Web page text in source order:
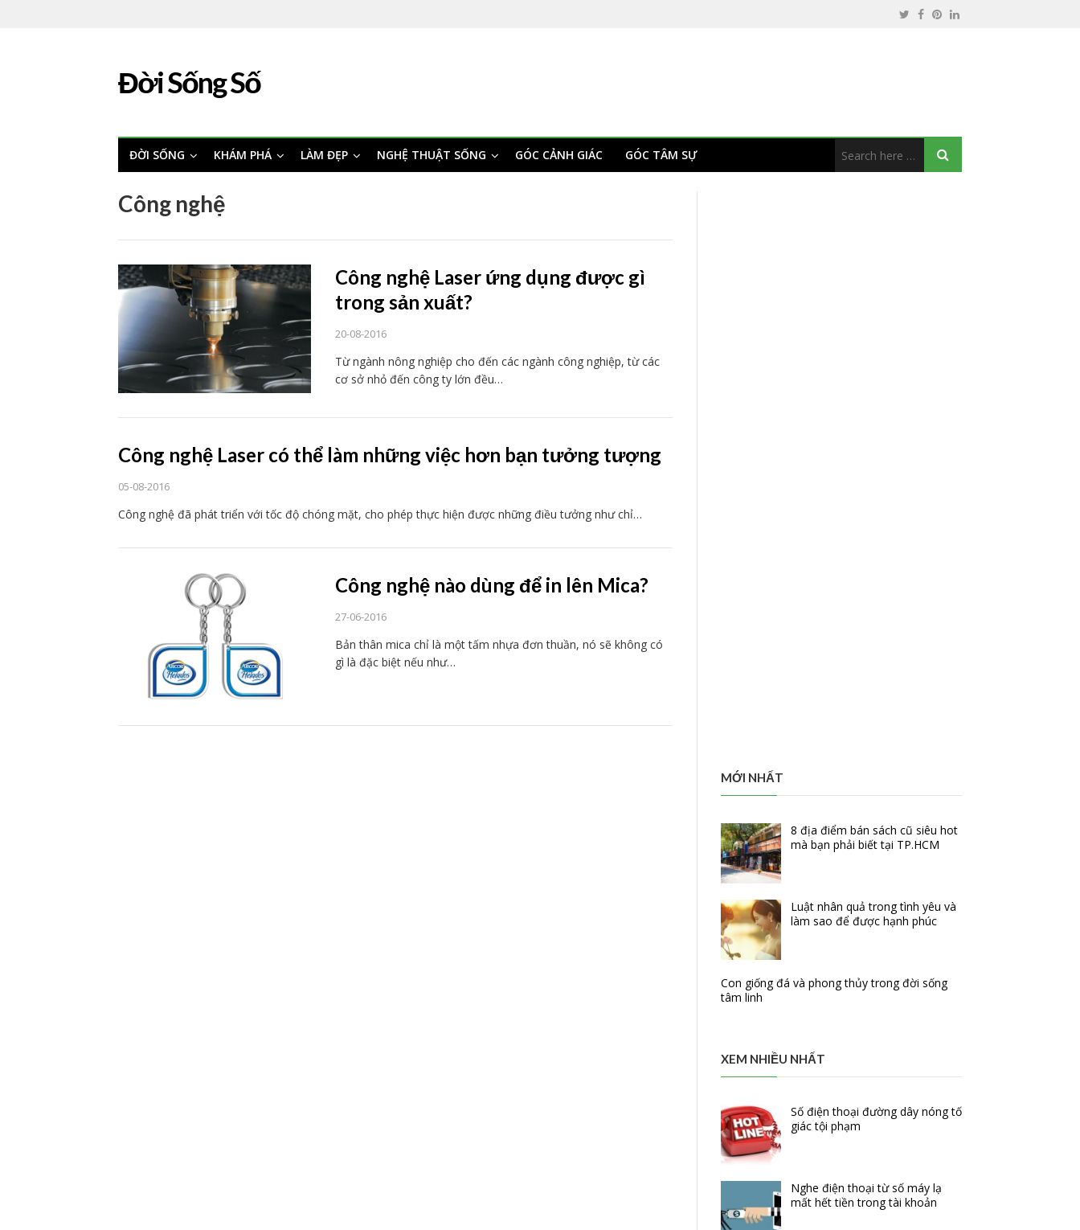
Đời Sống Số
ĐỜI SỐNG KHÁM PHÁ LÀM ĐẸP NGHỆ THUẬT SỐNG GÓC CẢNH GIÁC GÓC TÂM SỰ
Công nghệ
Công nghệ Laser ứng dụng được gì
trong sản xuất?
20-08-2016
Từ ngành nông nghiệp cho đến các ngành công nghiệp, từ các
cơ sở nhỏ đến công ty lớn đều…
Công nghệ Laser có thể làm những việc hơn bạn tưởng tượng
05-08-2016
Công nghệ đã phát triển với tốc độ chóng mặt, cho phép thực hiện được những điều tưởng như chỉ…
Công nghệ nào dùng để in lên Mica?
27-06-2016
Bản thân mica chỉ là một tấm nhựa đơn thuần, nó sẽ không có
gì là đặc biệt nếu như…
MỚI NHẤT
8 địa điểm bán sách cũ siêu hot
mà bạn phải biết tại TP.HCM
Luật nhân quả trong tình yêu và
làm sao để được hạnh phúc
Con giống đá và phong thủy trong đời sống
tâm linh
XEM NHIỀU NHẤT
Số điện thoại đường dây nóng tố
giác tội phạm
Nghe điện thoại từ số máy lạ
mất hết tiền trong tài khoản